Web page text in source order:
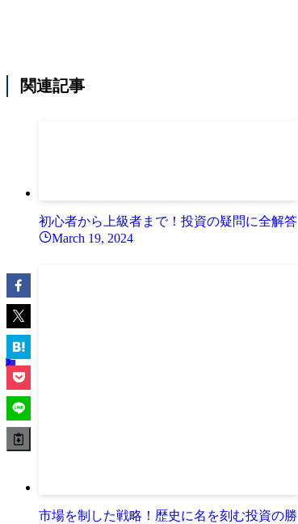
関連記事
初心者から上級者まで！投資の疑問に全解答
March 19, 2024
市場を制した戦略！歴史に名を刻む投資の勝